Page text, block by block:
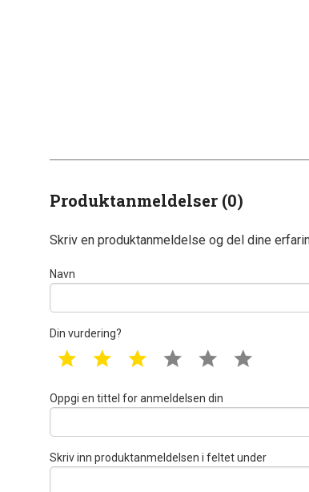
Produktanmeldelser (0)
Skriv en produktanmeldelse og del dine
Navn
Din vurdering?
1 star 2 star 3 star 4 star 5 star
Oppgi en tittel for anmeldelsen din
Skriv inn produktanmeldelsen i feltet under